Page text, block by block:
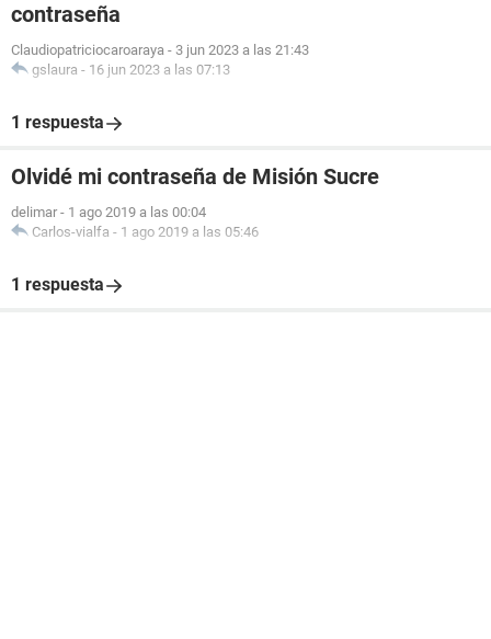
contraseña
Claudiopatriciocaroaraya - 3 jun 2023 a las 21:43
gslaura - 16 jun 2023 a las 07:13
1 respuesta
Olvidé mi contraseña de Misión Sucre
delimar - 1 ago 2019 a las 00:04
Carlos-vialfa - 1 ago 2019 a las 05:46
1 respuesta